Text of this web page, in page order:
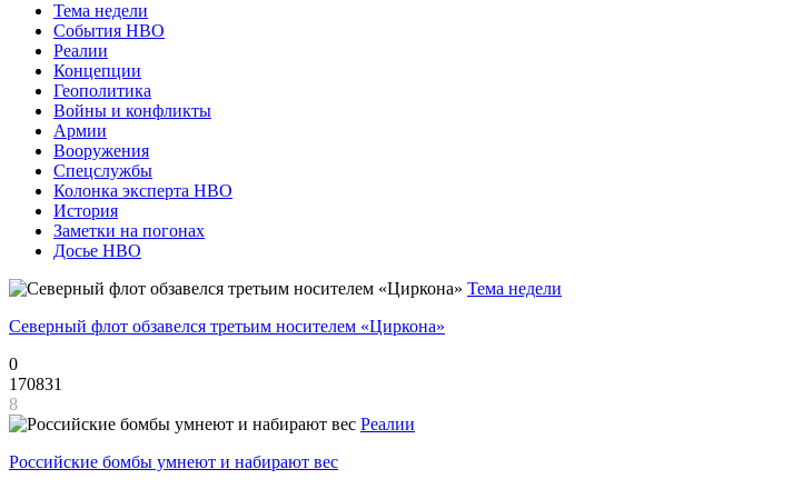
Тема недели
События НВО
Реалии
Концепции
Геополитика
Войны и конфликты
Армии
Вооружения
Спецслужбы
Колонка эксперта НВО
История
Заметки на погонах
Досье НВО
Тема недели
Северный флот обзавелся третьим носителем «Циркона»
0
170831
8
Реалии
Российские бомбы умнеют и набирают вес